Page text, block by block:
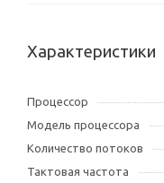
Характеристики
Процессор
Модель процессора
Количество потоков
Тактовая частота